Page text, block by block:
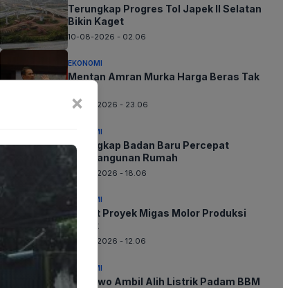
Terungkap Progres Tol Japek II Selatan
Bikin Kaget
10-08-2026 - 02.06
EKONOMI
Mentan Amran Murka Harga Beras Tak
09-08-2026 - 23.06
EKONOMI
Terungkap Badan Baru Percepat
Pembangunan Rumah
09-08-2026 - 18.06
EKONOMI
Gawat Proyek Migas Molor Produksi
Anjlok
09-08-2026 - 12.06
EKONOMI
Prabowo Ambil Alih Listrik Padam BBM
×